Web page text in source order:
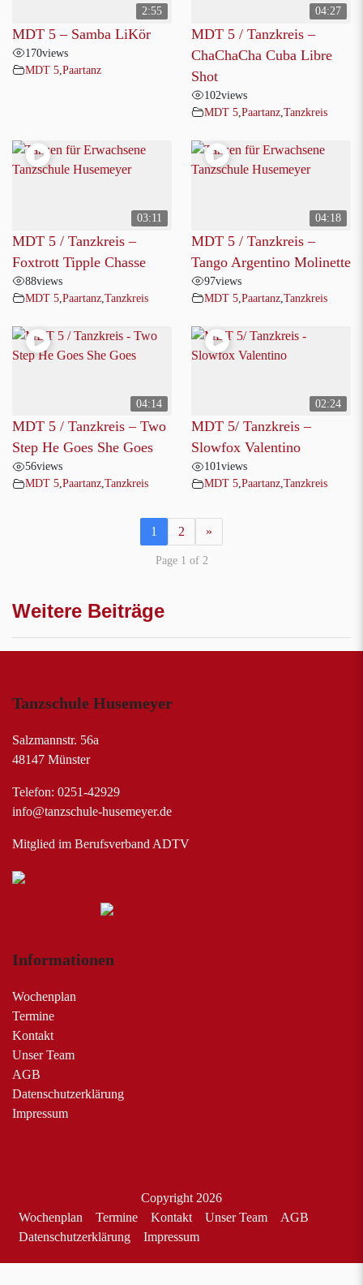
2:55
MDT 5 – Samba LiKör
170views
MDT 5 Paartanz
04:27
MDT 5 / Tanzkreis –
ChaChaCha Cuba Libre
Shot
102views
MDT 5 Paartanz Tanzkreis
03:11
MDT 5 / Tanzkreis –
Foxtrott Tipple Chasse
88views
MDT 5 Paartanz Tanzkreis
04:18
MDT 5 / Tanzkreis –
Tango Argentino Molinette
97views
MDT 5 Paartanz Tanzkreis
04:14
MDT 5 / Tanzkreis – Two
Step He Goes She Goes
56views
MDT 5,Paartanz,Tanzkreis
02:24
MDT 5/ Tanzkreis –
Slowfox Valentino
101views
MDT 5,Paartanz,Tanzkreis
1 2 »
Page 1 of 2
Weitere Beiträge
Tanzschule Husemeyer
Salzmannstr. 56a
48147 Münster
Telefon: 0251-42929
info@tanzschule-husemeyer.de
Mitglied im Berufsverband ADTV
Informationen
Wochenplan
Termine
Kontakt
Unser Team
AGB
Datenschutzerklärung
Impressum
Copyright 2026
Wochenplan
Termine Kontakt Unser Team
AGB
Datenschutzerklärung
Impressum